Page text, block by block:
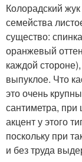
Колорадский
семейства
существо:
оранжевый
каждой
выпуклое. Что
это очень
сантиметра,
акцент у этого
поскольку при
и без труда